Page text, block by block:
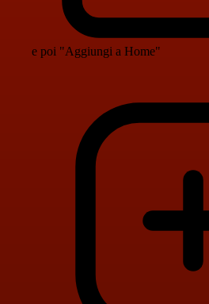
e poi "Aggiungi a Home"